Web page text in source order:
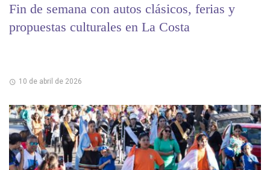
Fin de semana con autos clásicos, ferias y
propuestas culturales en La Costa
10 de abril de 2026